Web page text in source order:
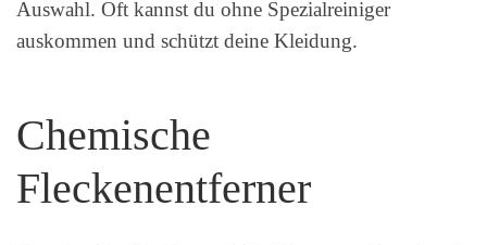
Auswahl. Oft kannst du ohne Spezialreiniger
auskommen und schützt deine Kleidung.
Chemische
Fleckenentferner